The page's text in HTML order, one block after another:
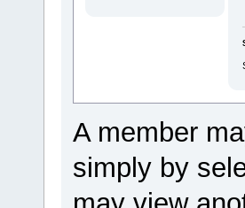
A member
simply by